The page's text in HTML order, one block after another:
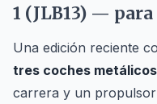
1 (JLB13) —
Una edición reciente
tres coches
carrera y un